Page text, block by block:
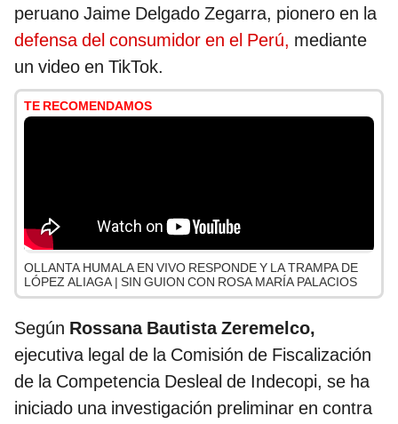
peruano Jaime Delgado Zegarra, pionero en la
defensa del consumidor en el Perú, mediante
un video en TikTok.
TE RECOMENDAMOS
OLLANTA HUMALA EN VIVO RESPONDE Y LA TRAMPA DE
LÓPEZ ALIAGA | SIN GUION CON ROSA MARÍA PALACIOS
Según Rossana Bautista Zeremelco,
ejecutiva legal de la Comisión de Fiscalización
de la Competencia Desleal de Indecopi, se ha
iniciado una investigación preliminar en contra